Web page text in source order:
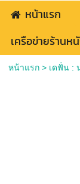
หน้าแรก
เครือข่ายร้าน
หน้าแรก> เดฟั่น :